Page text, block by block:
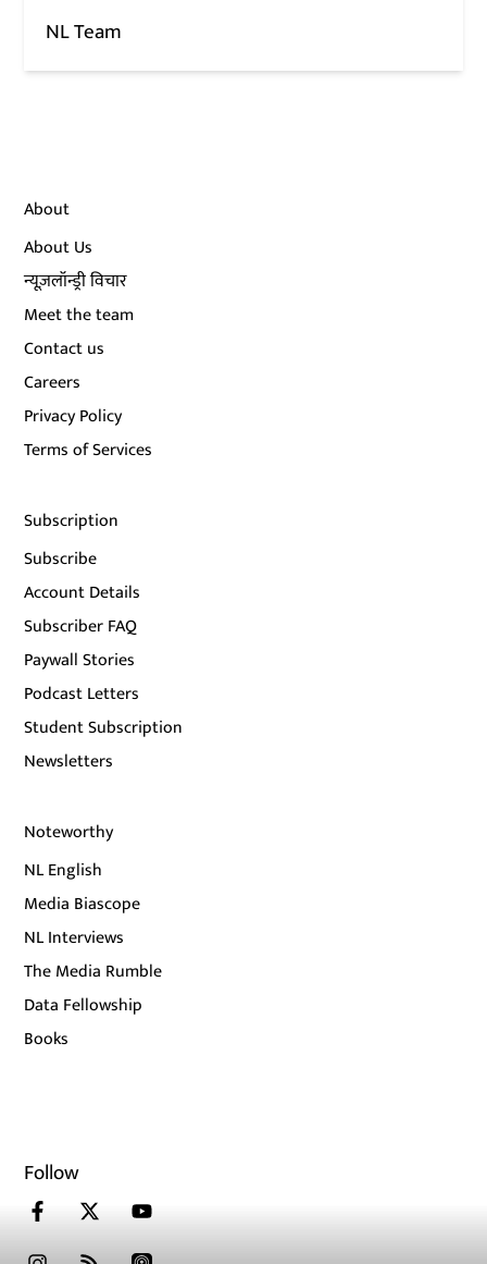
NL Team
About
About Us
न्यूज़लॉन्ड्री विचार
Meet the team
Contact us
Careers
Privacy Policy
Terms of Services
Subscription
Subscribe
Account Details
Subscriber FAQ
Paywall Stories
Podcast Letters
Student Subscription
Newsletters
Noteworthy
NL English
Media Biascope
NL Interviews
The Media Rumble
Data Fellowship
Books
Follow